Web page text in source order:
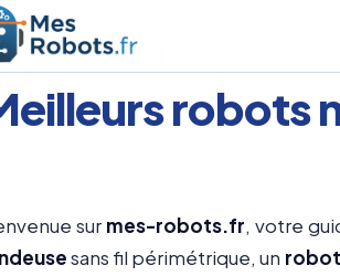
robots
sur mes-robots.fr, votre
sans fil périmétrique, un